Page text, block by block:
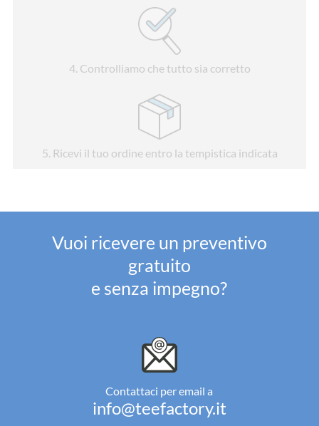
4. Controlliamo che tutto sia corretto
5. Ricevi il tuo ordine entro la tempistica indicata
Vuoi ricevere un preventivo
gratuito
e senza impegno?
Contattaci per email a
info@teefactory.it